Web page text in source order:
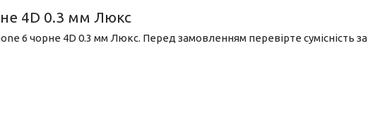
4D 0.3 мм Люкс
6 чорне 4D 0.3 мм Люкс. Перед замовленням перевірте сумісність за